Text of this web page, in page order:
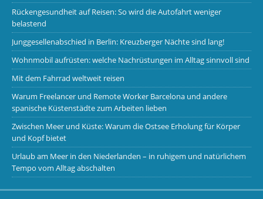
Rückengesundheit auf Reisen: So wird die Autofahrt weniger
belastend
Junggesellenabschied in Berlin: Kreuzberger Nächte sind lang!
Wohnmobil aufrüsten: welche Nachrüstungen im Alltag sinnvoll sind
Mit dem Fahrrad weltweit reisen
Warum Freelancer und Remote Worker Barcelona und andere
spanische Küstenstädte zum Arbeiten lieben
Zwischen Meer und Küste: Warum die Ostsee Erholung für Körper
und Kopf bietet
Urlaub am Meer in den Niederlanden – in ruhigem und natürlichem
Tempo vom Alltag abschalten